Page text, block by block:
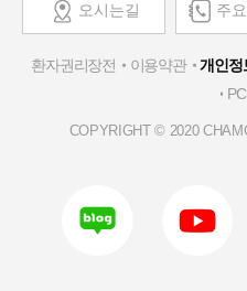
오시는길 주
환자권리장전 이용약관 개인정
COPYRIGHT © 2020